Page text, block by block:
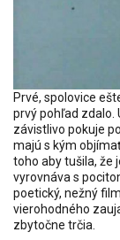
Prvé, spolovice
prvý pohľad zdalo.
závistlivo pokuje
majú s kým
toho aby tušila, že
vyrovnáva s
poetický, nežný
vierohodného
zbytočne trčia.